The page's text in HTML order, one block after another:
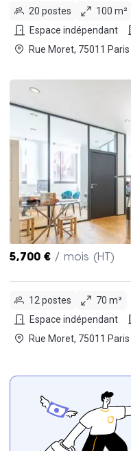
20 postes
100 m²
Espace indépendant
Rue Moret, 75011 Paris
5,700 € / mois (HT)
12 postes
70 m²
Espace indépendant
Rue Moret, 75011 Paris